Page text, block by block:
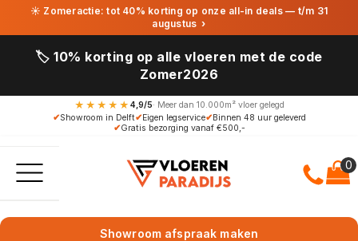
☀ Zomeractie: tot 40% korting op onze all-in deals — t/m 31
augustus ›
🏷️ 10% korting op alle vloeren met de code
Zomer2026
★★★★★ 4,9/5· Meer dan 10.000m² vloer gelegd
✔Showroom in Delft✔Eigen legservice✔Binnen 48 uur geleverd
✔Gratis bezorging vanaf €500,-
Showroom afspraak maken